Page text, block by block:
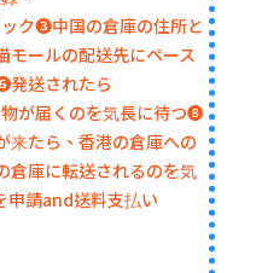
ク❸中国の倉庫の住所と
ールの配送先にペース
送されたら
が届くのを気長に待つ❽
来たら、香港の倉庫への
庫に転送されるのを気
申請and送料支払い